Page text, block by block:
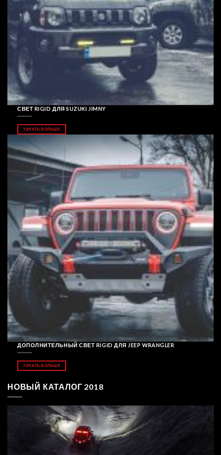
СВЕТ RIGID ДЛЯ SUZUKI JIMNY
УЗНАТЬ БОЛЬШЕ
ДОПОЛНИТЕЛЬНЫЙ СВЕТ RIGID ДЛЯ JEEP WRANGLER
УЗНАТЬ БОЛЬШЕ
НОВЫЙ КАТАЛОГ 2018